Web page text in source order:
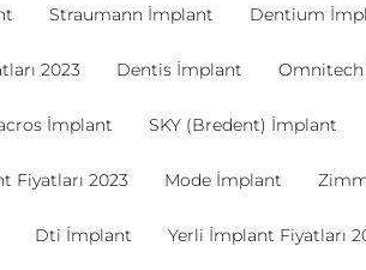
Straumann İmplant Dentium
2023 Dentis İmplant
İmplant SKY (Bredent) İmplant
Fiyatları 2023 Mode İmplant
Dti İmplant Yerli İmplant Fiyatları